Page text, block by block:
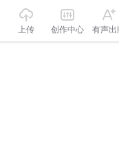
上传 创作中心 有声出